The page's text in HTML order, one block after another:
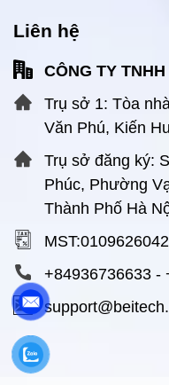
Liên hệ
CÔNG TY
Trụ sở 1: Tòa
Văn Phú, Kiến
Trụ sở đăng ký:
Phúc, Phường
Thành Phố Hà
MST:0109626042
+84936736633 -